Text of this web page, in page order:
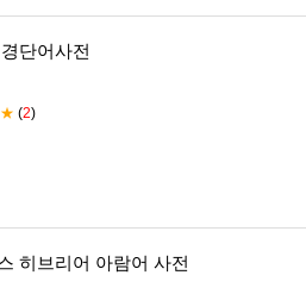
단어사전
(2)
히브리어 아람어 사전